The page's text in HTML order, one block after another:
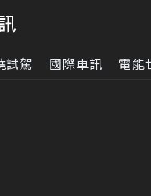
試駕 國際車訊 電能